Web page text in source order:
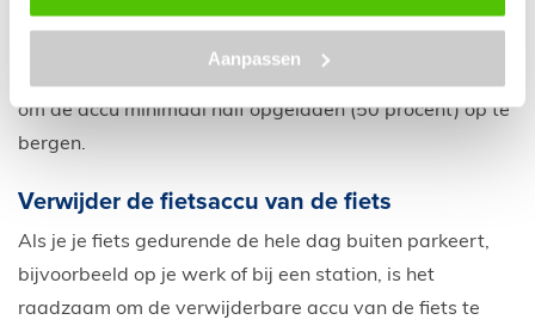
Aanpassen
vervangen. Bovendien kan de garantie vervallen als de
om de accu minimaal half opgeladen (50 procent) op te
bergen.
Verwijder de fietsaccu van de fiets
Als je je fiets gedurende de hele dag buiten parkeert,
bijvoorbeeld op je werk of bij een station, is het
raadzaam om de verwijderbare accu van de fiets te